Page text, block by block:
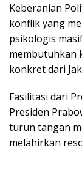
Keberanian
konflik yang
psikologis
membutuhkan
konkret dari
Fasilitasi dari
Presiden
turun tangan
melahirkan